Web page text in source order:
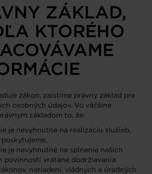
ZÁKLAD,
KTORÉHO
zákon, zaistíme právny základ pre
osobných údajov. Vo väčšine
základom to, že:
je nevyhnutné na realizáciu služieb,
je nevyhnutné na splnenie našich
povinností vrátane dodržiavania
nariadení, vládnych a úradných